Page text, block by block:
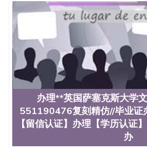
办理**英国萨塞克斯大学
551190476复刻精仿//毕业证
【留信认证】办理【学历认证
办